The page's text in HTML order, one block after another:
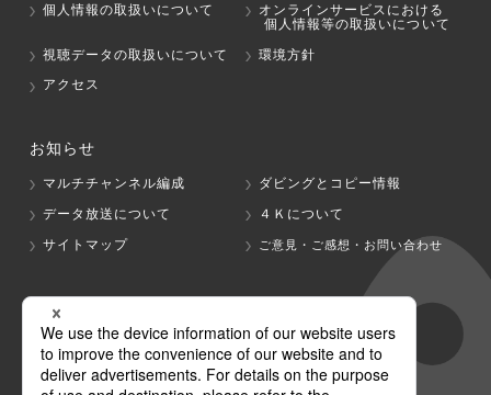
個人情報の取扱いについて
オンラインサービスにおける
個人情報等の取扱いについて
視聴データの取扱いについて
環境方針
アクセス
お知らせ
マルチチャンネル編成
ダビングとコピー情報
データ放送について
４Ｋについて
サイトマップ
ご意見・ご感想・お問い合わせ
グループ会社
テレビ朝日 テレ朝チャンネル